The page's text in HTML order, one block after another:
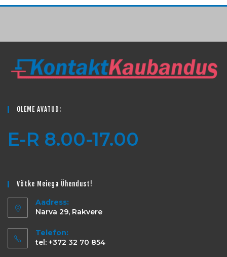
OLEME AVATUD:
E-R 8.00-17.00
Võtke Meiega Ühendust!
Aadress:
Narva 29, Rakvere
Telefon:
tel: +372 32 70 854